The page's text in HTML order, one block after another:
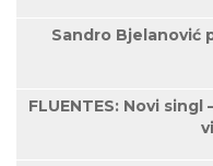
Sandro Bjelanović
FLUENTES: Novi